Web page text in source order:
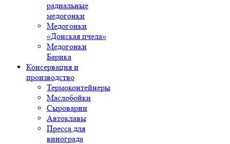
радиальные
медогонки
Медогонки
«Донская пчела»
Медогонки
Барика
Консервация и
производство
Термоконтейнеры
Маслобойки
Сыроварни
Автоклавы
Пресса для
винограда